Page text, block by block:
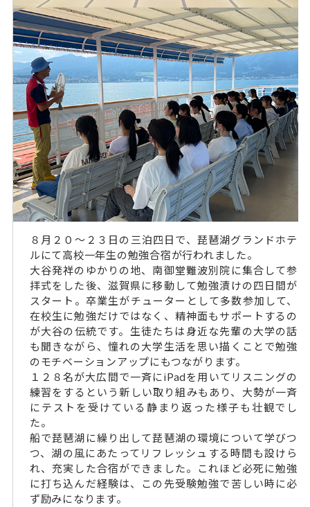
８月２０～２３日の三泊四日で、琵琶湖グランドホテ
ルにて高校一年生の勉強合宿が行われました。
大谷発祥のゆかりの地、南御堂難波別院に集合して参
拝式をした後、滋賀県に移動して勉強漬けの四日間が
スタート。卒業生がチューターとして多数参加して、
在校生に勉強だけではなく、精神面もサポートするの
が大谷の伝統です。生徒たちは身近な先輩の大学の話
も聞きながら、憧れの大学生活を思い描くことで勉強
のモチベーションアップにもつながります。
１２８名が大広間で一斉にiPadを用いてリスニングの
練習をするという新しい取り組みもあり、大勢が一斉
にテストを受けている静まり返った様子も壮観でし
た。
船で琵琶湖に繰り出して琵琶湖の環境について学びつ
つ、湖の風にあたってリフレッシュする時間も設けら
れ、充実した合宿ができました。これほど必死に勉強
に打ち込んだ経験は、この先受験勉強で苦しい時に必
ず励みになります。